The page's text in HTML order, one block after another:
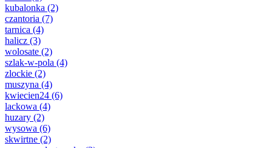
kubalonka (2)
czantoria (7)
tarnica (4)
halicz (3)
wolosate (2)
szlak-w-pola (4)
zlockie (2)
muszyna (4)
kwiecien24 (6)
lackowa (4)
huzary (2)
wysowa (6)
skwirtne (2)